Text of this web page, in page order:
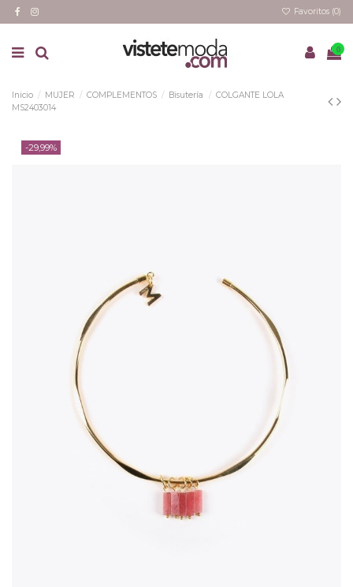
Favoritos (0)
0
Inicio MUJER COMPLEMENTOS Bisutería
COLGANTE LOLA
MS2403014
-29,99%